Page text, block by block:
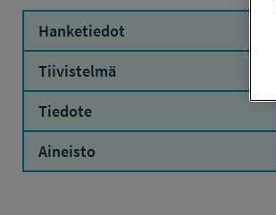
Hanketiedot
Tiivistelmä
Tiedote
Aineisto